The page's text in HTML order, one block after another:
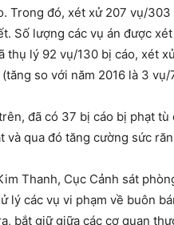
Trong đó, xét xử 207 vụ/
Số lượng các vụ án được
thụ lý 92 vụ/130 bị cáo, xét
so với năm 2016 là 3 vụ/
đã có 37 bị cáo bị phạt
và qua đó tăng cường sức
Thanh, Cục Cảnh sát
lý các vụ vi phạm về buôn
bắt giữ giữa các cơ quan